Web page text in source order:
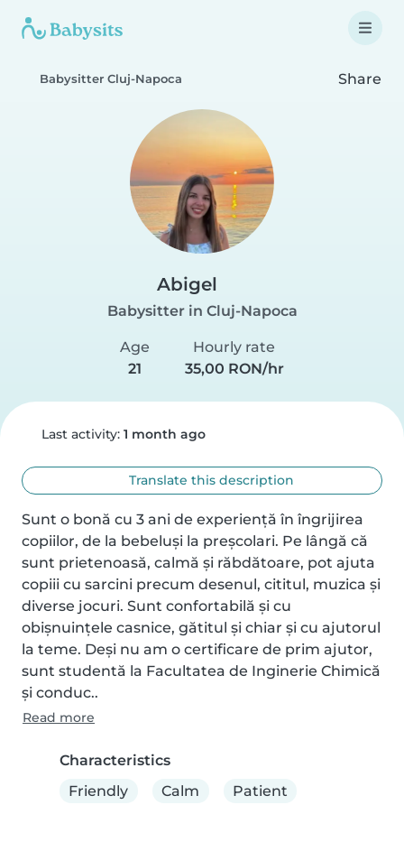
Babysitter Cluj-Napoca Share
Abigel
Babysitter in Cluj-Napoca
Age
21
Hourly rate
35,00 RON/hr
Last activity: 1 month ago
Translate this description
Sunt o bonă cu 3 ani de experiență în îngrijirea
copiilor, de la bebeluși la preșcolari. Pe lângă că
sunt prietenoasă, calmă și răbdătoare, pot ajuta
copiii cu sarcini precum desenul, cititul, muzica și
diverse jocuri. Sunt confortabilă și cu
obișnuințele casnice, gătitul și chiar și cu ajutorul
la teme. Deși nu am o certificare de prim ajutor,
sunt studentă la Facultatea de Inginerie Chimică
și conduc..
Read more
Characteristics
Friendly
Calm Patient